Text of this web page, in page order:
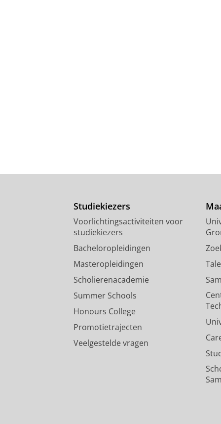
Studiekiezers
Voorlichtingsactiviteiten voor
studiekiezers
Bacheloropleidingen
Masteropleidingen
Scholierenacademie
Summer Schools
Honours College
Promotietrajecten
Veelgestelde vragen